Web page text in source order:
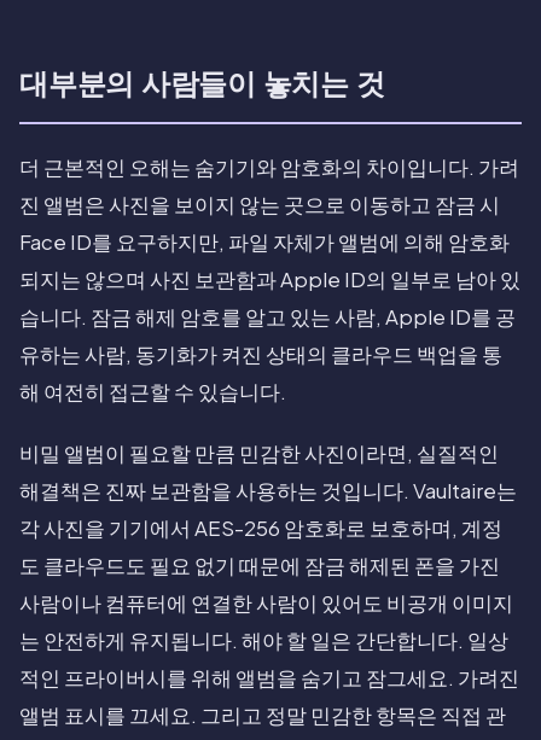
대부분의 사람들이 놓치는 것
더 근본적인 오해는 숨기기와 암호화의 차이입니다. 가려
진 앨범은 사진을 보이지 않는 곳으로 이동하고 잠금 시
Face ID를 요구하지만, 파일 자체가 앨범에 의해 암호화
되지는 않으며 사진 보관함과 Apple ID의 일부로 남아 있
습니다. 잠금 해제 암호를 알고 있는 사람, Apple ID를 공
유하는 사람, 동기화가 켜진 상태의 클라우드 백업을 통
해 여전히 접근할 수 있습니다.
비밀 앨범이 필요할 만큼 민감한 사진이라면, 실질적인
해결책은 진짜 보관함을 사용하는 것입니다. Vaultaire는
각 사진을 기기에서 AES-256 암호화로 보호하며, 계정
도 클라우드도 필요 없기 때문에 잠금 해제된 폰을 가진
사람이나 컴퓨터에 연결한 사람이 있어도 비공개 이미지
는 안전하게 유지됩니다. 해야 할 일은 간단합니다. 일상
적인 프라이버시를 위해 앨범을 숨기고 잠그세요. 가려진
앨범 표시를 끄세요. 그리고 정말 민감한 항목은 직접 관